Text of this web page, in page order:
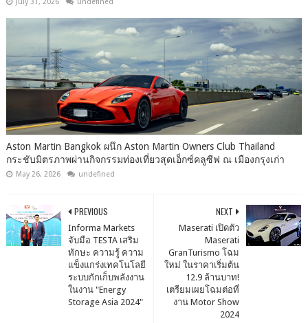
Aston Martin Bangkok ผนึก Aston Martin Owners Club Thailand
กระชับมิตรภาพผ่านกิจกรรมท่องเที่ยวสุดเอ็กซ์คลูซีฟ ณ เมืองกรุงเก่า
May 26, 2026 undefined
NEXT
Maserati เปิดตัว
Maserati
GranTurismo โฉม
ใหม่ ในราคาเริ่มต้น
12.9 ล้านบาท!
เตรียมเผยโฉมต่อที่
งาน Motor Show
2024
PREVIOUS
Informa Markets
จับมือ TESTA เสริม
ทักษะ ความรู้ ความ
แข็งแกร่งเทคโนโลยี
ระบบกักเก็บพลังงาน
ในงาน "Energy
Storage Asia 2024"